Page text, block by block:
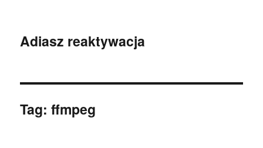
Adiasz reaktywacja
Tag:ffmpeg